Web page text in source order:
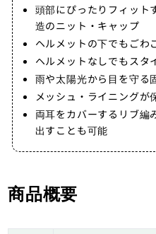
頭部にぴったりフィット
造のニット・キャップ
ヘルメットの下でもごわ
ヘルメットなしでもスタ
雨や太陽光から目を守る
メッシュ・ライニングが
両耳をカバーするリブ編
出すことも可能
商品概要